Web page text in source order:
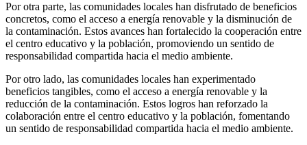
Por otra parte, las comunidades locales han disfrutado de beneficios
concretos, como el acceso a energía renovable y la disminución de
la contaminación. Estos avances han fortalecido la cooperación entre
el centro educativo y la población, promoviendo un sentido de
responsabilidad compartida hacia el medio ambiente.
Por otro lado, las comunidades locales han experimentado
beneficios tangibles, como el acceso a energía renovable y la
reducción de la contaminación. Estos logros han reforzado la
colaboración entre el centro educativo y la población, fomentando
un sentido de responsabilidad compartida hacia el medio ambiente.